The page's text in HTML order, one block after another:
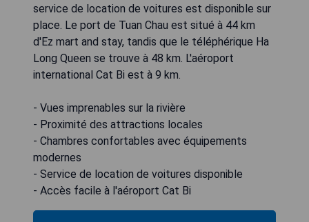
service de location de voitures est disponible sur
place. Le port de Tuan Chau est situé à 44 km
d'Ez mart and stay, tandis que le téléphérique Ha
Long Queen se trouve à 48 km. L'aéroport
international Cat Bi est à 9 km.
- Vues imprenables sur la rivière
- Proximité des attractions locales
- Chambres confortables avec équipements
modernes
- Service de location de voitures disponible
- Accès facile à l'aéroport Cat Bi